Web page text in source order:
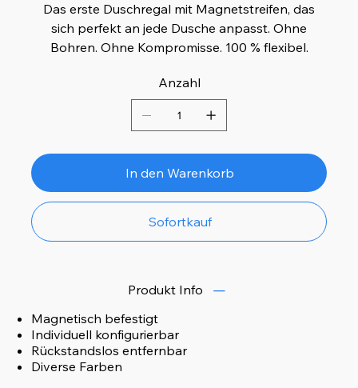
Das erste Duschregal mit Magnetstreifen, das
sich perfekt an jede Dusche anpasst. Ohne
Bohren. Ohne Kompromisse. 100 % flexibel.
Anzahl
In den Warenkorb
Sofortkauf
Produkt Info
Magnetisch befestigt
Individuell konfigurierbar
Rückstandslos entfernbar
Diverse Farben